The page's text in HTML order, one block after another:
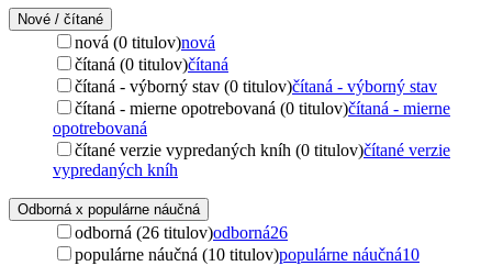
Nové / čítané
nová (0 titulov)nová
čítaná (0 titulov)čítaná
čítaná - výborný stav (0 titulov)čítaná - výborný stav
čítaná - mierne opotrebovaná (0 titulov)čítaná - mierne
opotrebovaná
čítané verzie vypredaných kníh (0 titulov)čítané verzie
vypredaných kníh
Odborná x populárne náučná
odborná (26 titulov)odborná26
populárne náučná (10 titulov)populárne náučná10